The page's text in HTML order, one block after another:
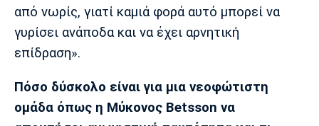
από νωρίς, γιατί καμιά φορά αυτό μπορεί να
γυρίσει ανάποδα και να έχει αρνητική
επίδραση».
Πόσο δύσκολο είναι για μια νεοφώτιστη
ομάδα όπως η Μύκονος Betsson να